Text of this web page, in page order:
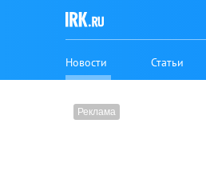
Новости Статьи